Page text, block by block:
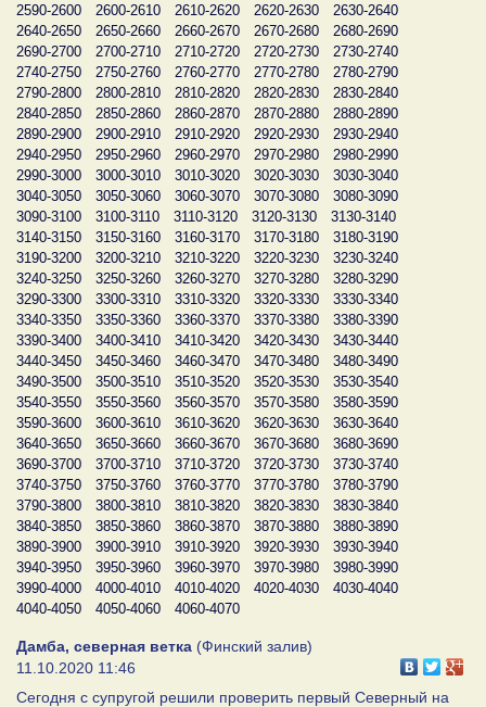
2590-2600
2600-2610 2610-2620 2620-2630
2630-2640
2640-2650
2650-2660 2660-2670 2670-2680
2680-2690
2690-2700
2700-2710 2710-2720 2720-2730
2730-2740
2740-2750
2750-2760 2760-2770 2770-2780
2780-2790
2790-2800
2800-2810 2810-2820 2820-2830
2830-2840
2840-2850
2850-2860 2860-2870 2870-2880
2880-2890
2890-2900
2900-2910 2910-2920 2920-2930
2930-2940
2940-2950
2950-2960 2960-2970 2970-2980
2980-2990
2990-3000
3000-3010 3010-3020 3020-3030
3030-3040
3040-3050
3050-3060 3060-3070 3070-3080
3080-3090
3090-3100
3100-3110 3110-3120 3120-3130
3130-3140
3140-3150
3150-3160 3160-3170 3170-3180
3180-3190
3190-3200
3200-3210 3210-3220 3220-3230
3230-3240
3240-3250
3250-3260 3260-3270 3270-3280
3280-3290
3290-3300
3300-3310 3310-3320 3320-3330
3330-3340
3340-3350
3350-3360 3360-3370 3370-3380
3380-3390
3390-3400
3400-3410 3410-3420 3420-3430
3430-3440
3440-3450
3450-3460 3460-3470 3470-3480
3480-3490
3490-3500
3500-3510 3510-3520 3520-3530
3530-3540
3540-3550
3550-3560 3560-3570 3570-3580
3580-3590
3590-3600
3600-3610 3610-3620 3620-3630
3630-3640
3640-3650
3650-3660 3660-3670 3670-3680
3680-3690
3690-3700
3700-3710 3710-3720 3720-3730
3730-3740
3740-3750
3750-3760 3760-3770 3770-3780
3780-3790
3790-3800
3800-3810 3810-3820 3820-3830
3830-3840
3840-3850
3850-3860 3860-3870 3870-3880
3880-3890
3890-3900
3900-3910 3910-3920 3920-3930
3930-3940
3940-3950
3950-3960 3960-3970 3970-3980
3980-3990
3990-4000
4000-4010 4010-4020 4020-4030
4030-4040
4040-4050
4050-4060 4060-4070
Дамба, северная ветка (Финский залив)
11.10.2020 11:46
Сегодня с супругой решили проверить первый Северный на